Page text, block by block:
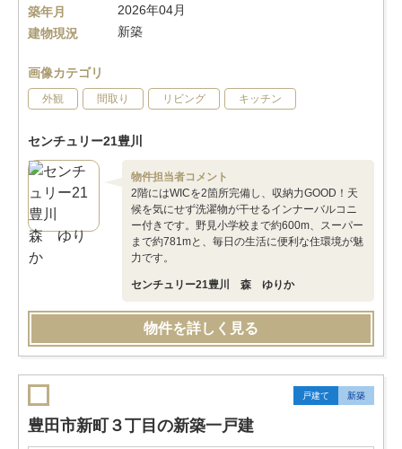
築年月
2026年04月
建物現況
新築
画像カテゴリ
外観 間取り リビング キッチン
センチュリー21豊川
物件担当者コメント
2階にはWICを2箇所完備し、収納力GOOD！天
候を気にせず洗濯物が干せるインナーバルコニ
ー付きです。野見小学校まで約600m、スーパー
まで約781mと、毎日の生活に便利な住環境が魅
力です。
センチュリー21豊川 森 ゆりか
物件を詳しく見る
戸建て 新築
豊田市新町３丁目の新築一戸建